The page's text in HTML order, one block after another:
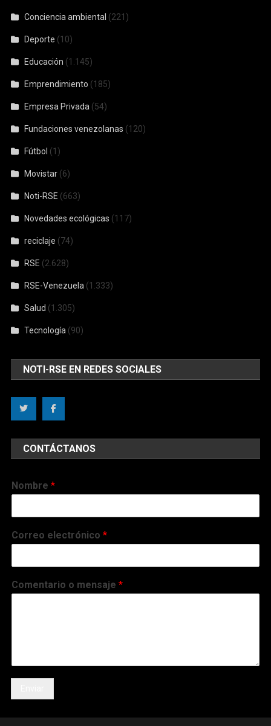
Conciencia ambiental (221)
Deporte (10)
Educación (1.145)
Emprendimiento (185)
Empresa Privada (54)
Fundaciones venezolanas (120)
Fútbol (1)
Movistar (6)
Noti-RSE (663)
Novedades ecológicas (117)
reciclaje (74)
RSE (2.628)
RSE-Venezuela (1.333)
Salud (1.305)
Tecnología (90)
NOTI-RSE EN REDES SOCIALES
CONTÁCTANOS
Nombre*
Correo electrónico*
Comentario o mensaje*